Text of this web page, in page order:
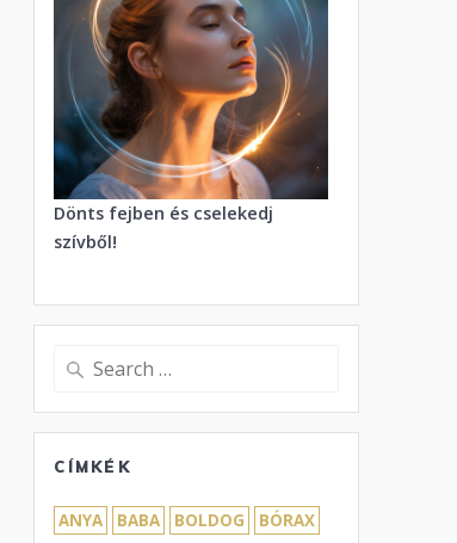
Dönts fejben és cselekedj
szívből!
Search
CÍMKÉK
ANYA BABA BOLDOG
BÓRAX